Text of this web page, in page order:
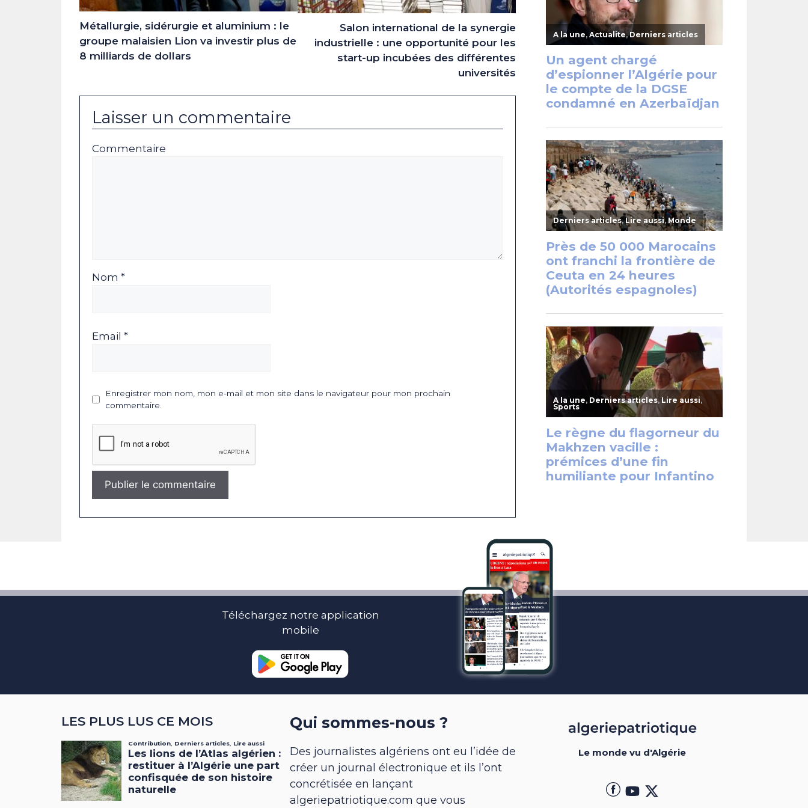
Métallurgie, sidérurgie et aluminium : le
groupe malaisien Lion va investir plus de
8 milliards de dollars
Salon international de la synergie
industrielle : une opportunité pour les
start-up incubées des différentes
universités
Laisser un commentaire
Commentaire
Nom *
Email *
Enregistrer mon nom, mon e-mail et mon site dans le navigateur pour mon prochain
commentaire.
Téléchargez notre application
mobile
LES PLUS LUS CE MOIS Qui sommes-nous ?
Des journalistes algériens ont eu l’idée de
créer un journal électronique et ils l’ont
concrétisée en lançant
algeriepatriotique.com que vous
Le monde vu d'Algérie